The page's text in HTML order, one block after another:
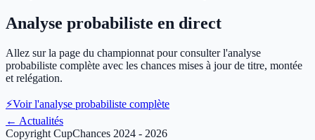
Analyse probabiliste en direct
Allez sur la page du championnat pour consulter l'analyse
probabiliste complète avec les chances mises à jour de titre, montée
et relégation.
⚡Voir l'analyse probabiliste complète
← Actualités
Copyright CupChances 2024 - 2026